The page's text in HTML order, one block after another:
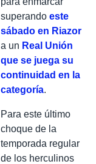
superando este
sábado en Riazor
a un Real Unión
que se juega su
continuidad en la
categoría.
Para este último
choque de la
temporada regular
de los herculinos